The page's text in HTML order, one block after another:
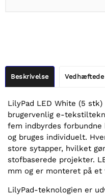
Beskrivelse
LilyPad LED White (5
brugervenlig e-
fem indbyrdes forbundne
og bruges individuelt.
store sytapper, hvilket
stofbaserede projekter.
mm og er monteret på
LilyPad-teknologien er